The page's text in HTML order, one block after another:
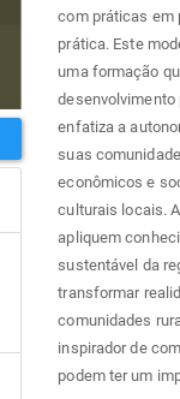
com práticas em
prática. Este
uma formação
desenvolvimento
enfatiza a
suas
econômicos e
culturais locais.
apliquem
sustentável da
transformar
comunidades
inspirador de
podem ter um